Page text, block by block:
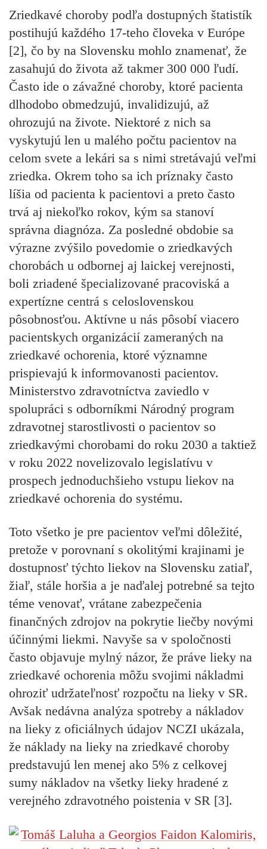
Zriedkavé choroby podľa dostupných štatistík
postihujú každého 17-teho človeka v Európe
[2], čo by na Slovensku mohlo znamenať, že
zasahujú do života až takmer 300 000 ľudí.
Často ide o závažné choroby, ktoré pacienta
dlhodobo obmedzujú, invalidizujú, až
ohrozujú na živote. Niektoré z nich sa
vyskytujú len u malého počtu pacientov na
celom svete a lekári sa s nimi stretávajú veľmi
zriedka. Okrem toho sa ich príznaky často
líšia od pacienta k pacientovi a preto často
trvá aj niekoľko rokov, kým sa stanoví
správna diagnóza. Za posledné obdobie sa
výrazne zvýšilo povedomie o zriedkavých
chorobách u odbornej aj laickej verejnosti,
boli zriadené špecializované pracoviská a
expertízne centrá s celoslovenskou
pôsobnosťou. Aktívne u nás pôsobí viacero
pacientskych organizácií zameraných na
zriedkavé ochorenia, ktoré významne
prispievajú k informovanosti pacientov.
Ministerstvo zdravotníctva zaviedlo v
spolupráci s odborníkmi Národný program
zdravotnej starostlivosti o pacientov so
zriedkavými chorobami do roku 2030 a taktiež
v roku 2022 novelizovalo legislatívu v
prospech jednoduchšieho vstupu liekov na
zriedkavé ochorenia do systému.
Toto všetko je pre pacientov veľmi dôležité,
pretože v porovnaní s okolitými krajinami je
dostupnosť týchto liekov na Slovensku zatiaľ,
žiaľ, stále horšia a je naďalej potrebné sa tejto
téme venovať, vrátane zabezpečenia
finančných zdrojov na pokrytie liečby novými
účinnými liekmi. Navyše sa v spoločnosti
často objavuje mylný názor, že práve lieky na
zriedkavé ochorenia môžu svojimi nákladmi
ohroziť udržateľnosť rozpočtu na lieky v SR.
Avšak nedávna analýza spotreby a nákladov
na lieky z oficiálnych údajov NCZI ukázala,
že náklady na lieky na zriedkavé choroby
predstavujú len menej ako 5% z celkovej
sumy nákladov na všetky lieky hradené z
verejného zdravotného poistenia v SR [3].